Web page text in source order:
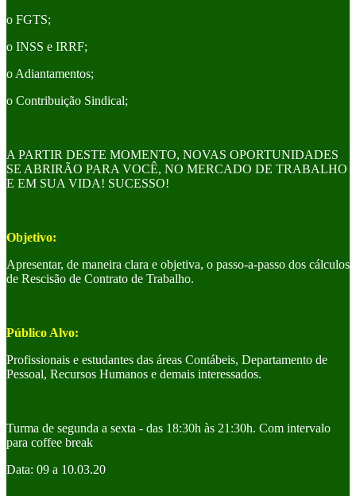
o FGTS;
o INSS e IRRF;
o Adiantamentos;
o Contribuição Sindical;
A PARTIR DESTE MOMENTO, NOVAS OPORTUNIDADES
SE ABRIRÃO PARA VOCÊ, NO MERCADO DE TRABALHO
E EM SUA VIDA! SUCESSO!
Objetivo:
Apresentar, de maneira clara e objetiva, o passo-a-passo dos cálculos
de Rescisão de Contrato de Trabalho.
Público Alvo:
Profissionais e estudantes das áreas Contábeis, Departamento de
Pessoal, Recursos Humanos e demais interessados.
Turma de segunda a sexta - das 18:30h às 21:30h. Com intervalo
para coffee break
Data: 09 a 10.03.20